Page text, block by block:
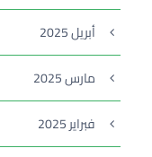
أبريل 2025
مارس 2025
فبراير 2025